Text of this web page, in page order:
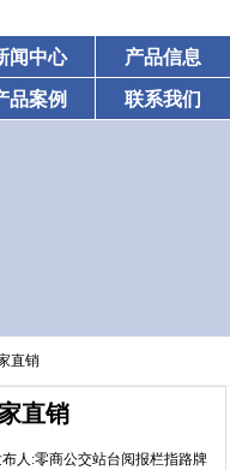
闻中心 产品信息
品案例 联系我们
直销
直销
人:零商公交站台阅报栏指路牌